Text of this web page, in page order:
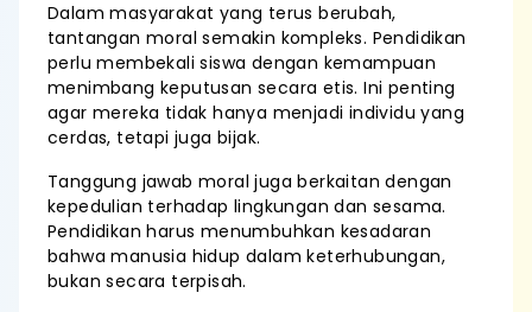
Dalam masyarakat yang terus berubah,
tantangan moral semakin kompleks. Pendidikan
perlu membekali siswa dengan kemampuan
menimbang keputusan secara etis. Ini penting
agar mereka tidak hanya menjadi individu yang
cerdas, tetapi juga bijak.
Tanggung jawab moral juga berkaitan dengan
kepedulian terhadap lingkungan dan sesama.
Pendidikan harus menumbuhkan kesadaran
bahwa manusia hidup dalam keterhubungan,
bukan secara terpisah.